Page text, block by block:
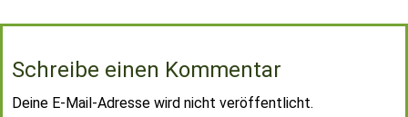
Schreibe einen Kommentar
Deine E-Mail-Adresse wird nicht veröffentlicht.